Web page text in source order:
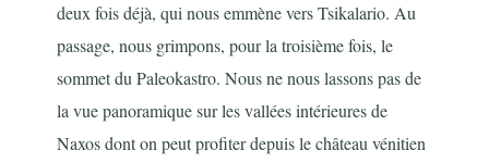
deux fois déjà, qui nous emmène vers Tsikalario. Au
passage, nous grimpons, pour la troisième fois, le
sommet du Paleokastro. Nous ne nous lassons pas de
la vue panoramique sur les vallées intérieures de
Naxos dont on peut profiter depuis le château vénitien